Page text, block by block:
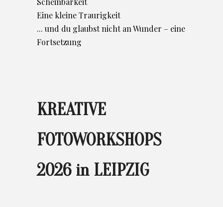
Eine kleine Traurigkeit
... und du glaubst nicht an Wunder – eine
Fortsetzung
KREATIVE
FOTOWORKSHOPS
2026 in LEIPZIG